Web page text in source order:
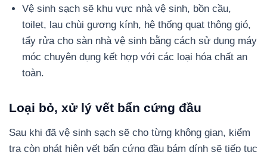
Vệ sinh sạch sẽ khu vực nhà vệ sinh, bồn cầu,
toilet, lau chùi gương kính, hệ thống quạt thông gió,
tẩy rửa cho sàn nhà vệ sinh bằng cách sử dụng máy
móc chuyên dụng kết hợp với các loại hóa chất an
toàn.
Loại bỏ, xử lý vết bẩn cứng đầu
Sau khi đã vệ sinh sạch sẽ cho từng không gian, kiểm
tra còn phát hiện vết bẩn cứng đầu bám dính sẽ tiếp tục